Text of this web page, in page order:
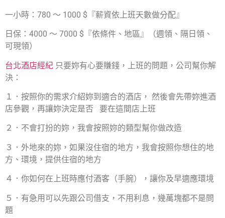
一小時：780 ～ 1000 $『薪資依上班天數做分配』
日保：4000 ～ 7000 $『依條件、地區』（週領、隔日領、
可現領）
台北酒店經紀 只要妳有心要賺錢，上班的問題，公司幫你解
決：
１．按照你的需求介紹妳到適合的酒店， 然後會先帶妳進酒
店參觀，再讓妳決定是否 要在這間店上班
２．不會打扮的妳，我會按照妳的類型幫你做改造
３．外地來的妳，如果沒住宿的地方，我會按照你想住的地
方、環境，提供住宿的地方
４．你如何在上班時應付酒客（手腕），讓你及早適應環境
５．有急用可以先跟公司借支，不用利息，幾萬塊都不是問
題